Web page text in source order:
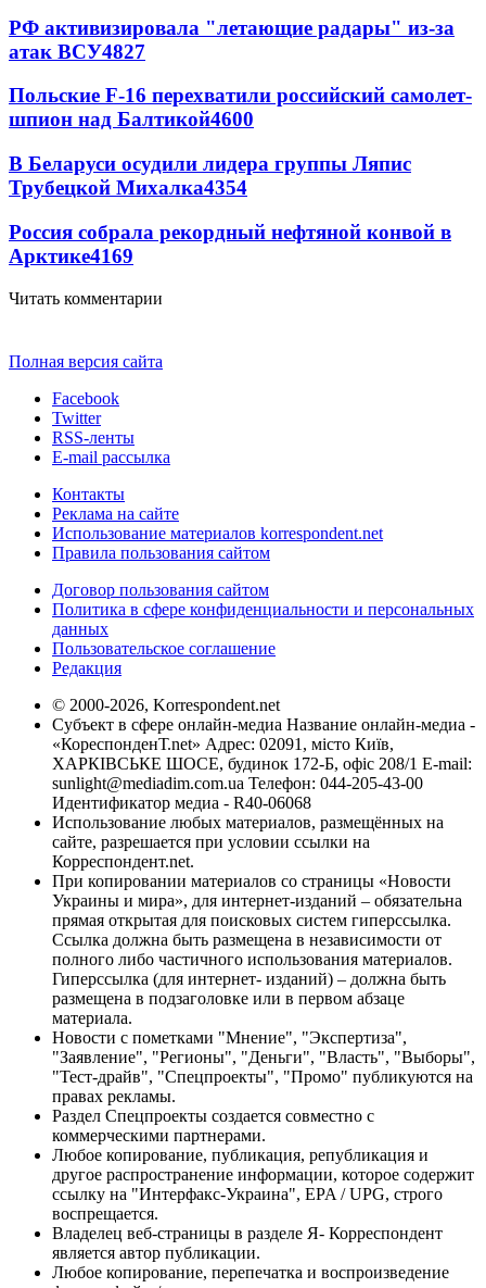
РФ активизировала "летающие радары" из-за
атак ВСУ4827
Польские F-16 перехватили российский самолет-
шпион над Балтикой4600
В Беларуси осудили лидера группы Ляпис
Трубецкой Михалка4354
Россия собрала рекордный нефтяной конвой в
Арктике4169
Читать комментарии
Полная версия сайта
Facebook
Twitter
RSS-ленты
E-mail рассылка
Контакты
Реклама на сайте
Использование материалов korrespondent.net
Правила пользования сайтом
Договор пользования сайтом
Политика в сфере конфиденциальности и персональных
данных
Пользовательское соглашение
Редакция
© 2000-2026, Korrespondent.net
Субъект в сфере онлайн-медиа Название онлайн-медиа -
«КореспонденТ.net» Адрес: 02091, місто Київ,
ХАРКІВСЬКЕ ШОСЕ, будинок 172-Б, офіс 208/1 E-mail:
sunlight@mediadim.com.ua Телефон: 044-205-43-00
Идентификатор медиа - R40-06068
Использование любых материалов, размещённых на
сайте, разрешается при условии ссылки на
Корреспондент.net.
При копировании материалов со страницы «Новости
Украины и мира», для интернет-изданий – обязательна
прямая открытая для поисковых систем гиперссылка.
Ссылка должна быть размещена в независимости от
полного либо частичного использования материалов.
Гиперссылка (для интернет- изданий) – должна быть
размещена в подзаголовке или в первом абзаце
материала.
Новости с пометками "Мнение", "Экспертиза",
"Заявление", "Регионы", "Деньги", "Власть", "Выборы",
"Тест-драйв", "Спецпроекты", "Промо" публикуются на
правах рекламы.
Раздел Спецпроекты создается совместно с
коммерческими партнерами.
Любое копирование, публикация, републикация и
другое распространение информации, которое содержит
ссылку на "Интерфакс-Украина", EPA / UPG, строго
воспрещается.
Владелец веб-страницы в разделе Я- Корреспондент
является автор публикации.
Любое копирование, перепечатка и воспроизведение